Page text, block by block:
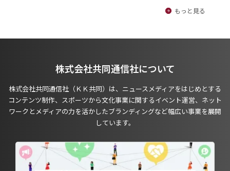
もっと見る
株式会社共同通信社について
株式会社共同通信社（ＫＫ共同）は、ニュースメディアをはじめとする
コンテンツ制作、スポーツから文化事業に関するイベント運営、ネット
ワークとメディアの力を活かしたブランディングなど幅広い事業を展開
しています。